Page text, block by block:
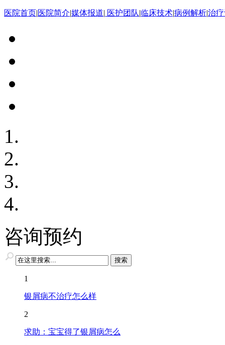
医院首页|医院简介|媒体报道| 医护团队|临床技术|病例解析|治
咨询预约
1
银屑病不治疗怎么样
2
求助：宝宝得了银屑病怎么